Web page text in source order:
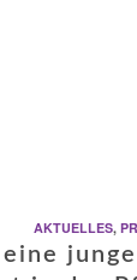
AKTUELLES,